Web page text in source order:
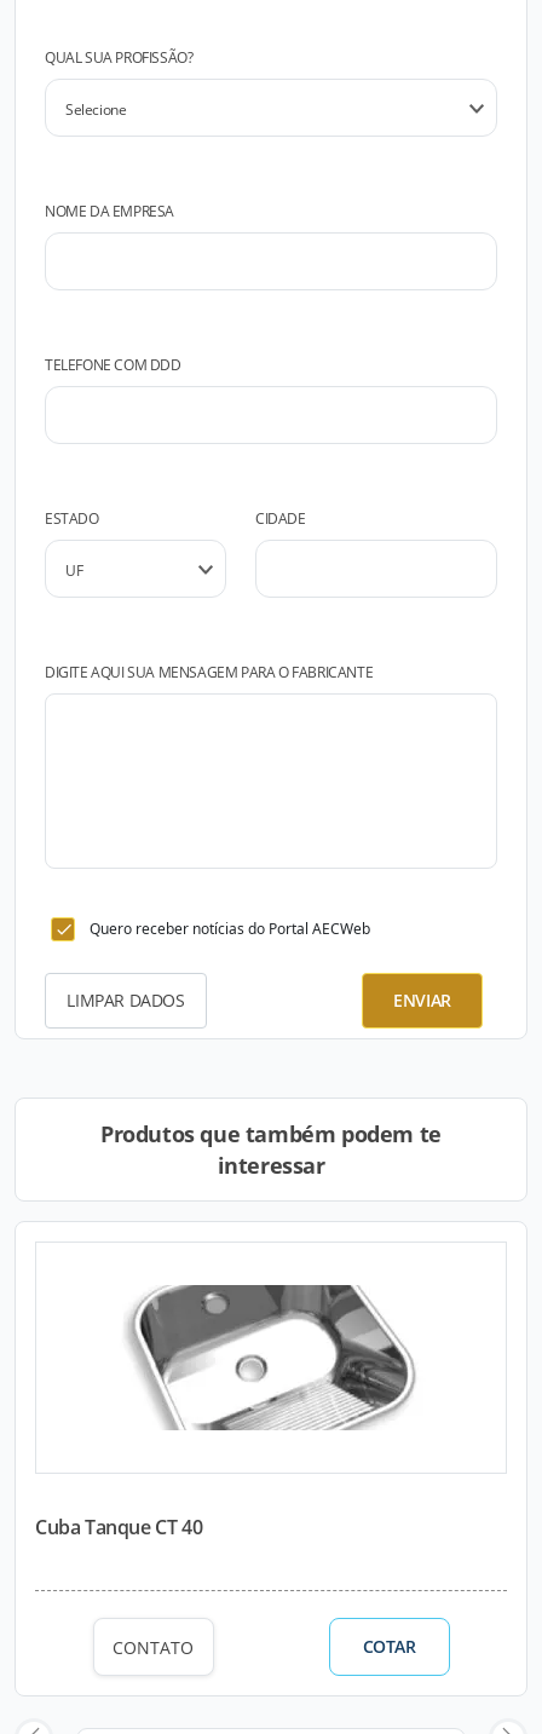
QUAL SUA PROFISSÃO?
NOME DA EMPRESA
TELEFONE COM DDD
ESTADO CIDADE
DIGITE AQUI SUA MENSAGEM PARA O FABRICANTE
Quero receber notícias do Portal AECWeb
LIMPAR DADOS ENVIAR
Produtos que também podem te
interessar
Cuba Tanque CT 40
CONTATO COTAR